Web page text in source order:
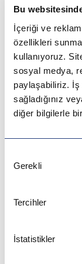
Bu
İçeriği ve
özellikleri
kullanıyoruz.
sosyal medya,
paylaşabiliriz. İş
sağladığınız
diğer bilgilerle
Seçimi
Gerekli
Tercihler
İstatistikler
Bilgi Almak